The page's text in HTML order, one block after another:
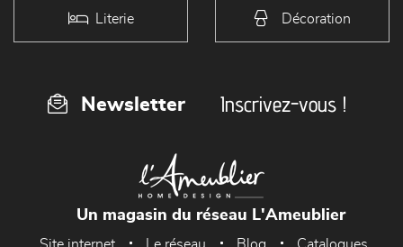
Literie Décoration
Newsletter Inscrivez-vous !
Un magasin du réseau L'Ameublier